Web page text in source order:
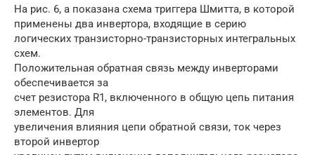
На рис. 6, а показана схема триггера Шмитта, в которой
применены два инвертора, входящие в серию
логических транзисторно-транзисторных интегральных
схем.
Положительная обратная связь между инверторами
обеспечивается за
счет резистора R1, включенного в общую цепь питания
элементов. Для
увеличения влияния цепи обратной связи, ток через
второй инвертор